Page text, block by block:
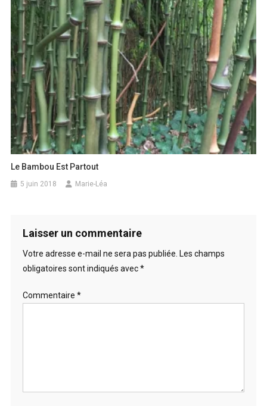
Le Bambou Est Partout
5 juin 2018 Marie-Léa
Laisser un commentaire
Votre adresse e-mail ne sera pas publiée. Les champs
obligatoires sont indiqués avec*
Commentaire *